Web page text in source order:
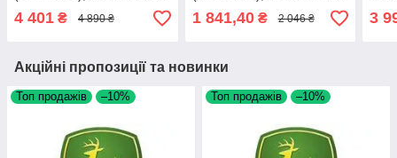
4 401 ₴ 4 890 ₴ 1 841,40₴ 2 046 ₴ 3
Акційні пропозиції та новинки
Топ продажів –10% Топ продажів –10%